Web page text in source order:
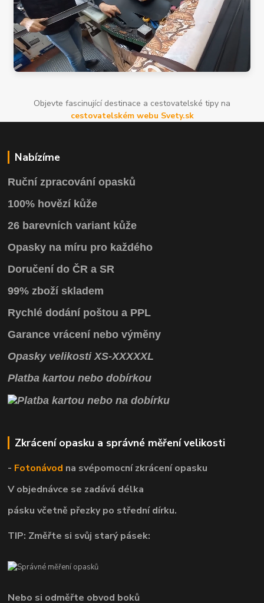
Objevte fascinující destinace a cestovatelské tipy na
cestovatelském webu Svety.sk
Nabízíme
Ruční zpracování opasků
100% hovězí kůže
26 barevních variant kůže
Opasky na míru pro každého
Doručení do ČR a SR
99% zboží skladem
Rychlé dodání poštou a PPL
Garance vrácení nebo výměny
OpaskyvelikostiXS-XXXXXL
Platba kartou nebo dobírkou
Zkrácení opasku a správné měření velikosti
- Fotonávod na svépomocnízkrácení opasku
V objednávce se zadává délka
pásku včetně přezky po střední dírku.
TIP: Změřte si svůj starý pásek:
Nebo si odměřte obvod boků